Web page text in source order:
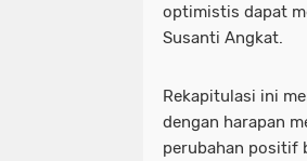
optimistis dapat
Susanti Angkat.
Rekapitulasi ini
dengan harapan
perubahan positif